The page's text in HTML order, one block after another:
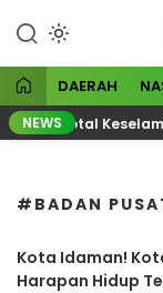
konten
DAERAH
NEWSTotal
#BADAN
Kota Idaman!
Harapan Hidup